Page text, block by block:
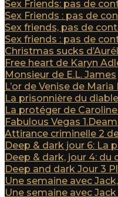
Sex Friends: pas de
Sex Friends : pas de
Sex friends, pas de
Sex friends : pas de
Christmas sucks
Free heart de Karyn
Monsieur de E.L. James
L’or de Venise de
La prisonnière du
La protéger de
Fabulous Vegas
Attirance criminelle 2
Deep & dark jour 6: La
Deep & dark, jour 4: du
Deep and dark Jour 3
Une semaine avec
Une semaine avec Jack